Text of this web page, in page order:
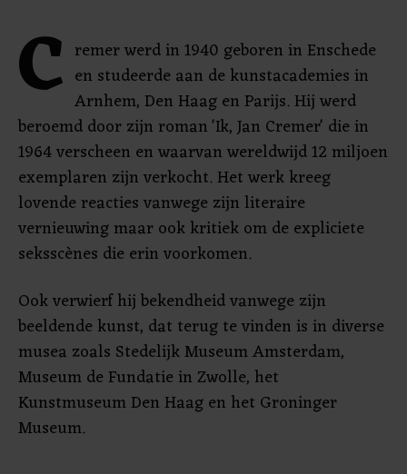
C remer werd in 1940 geboren in Enschede
en studeerde aan de kunstacademies in
Arnhem, Den Haag en Parijs. Hij werd
beroemd door zijn roman 'Ik, Jan Cremer' die in
1964 verscheen en waarvan wereldwijd 12 miljoen
exemplaren zijn verkocht. Het werk kreeg
lovende reacties vanwege zijn literaire
vernieuwing maar ook kritiek om de expliciete
seksscènes die erin voorkomen.
Ook verwierf hij bekendheid vanwege zijn
beeldende kunst, dat terug te vinden is in diverse
musea zoals Stedelijk Museum Amsterdam,
Museum de Fundatie in Zwolle, het
Kunstmuseum Den Haag en het Groninger
Museum.